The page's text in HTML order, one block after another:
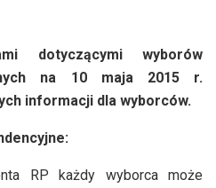
dotyczącymi wyborów
na 10 maja 2015 r.
informacji dla wyborców.
RP każdy wyborca może